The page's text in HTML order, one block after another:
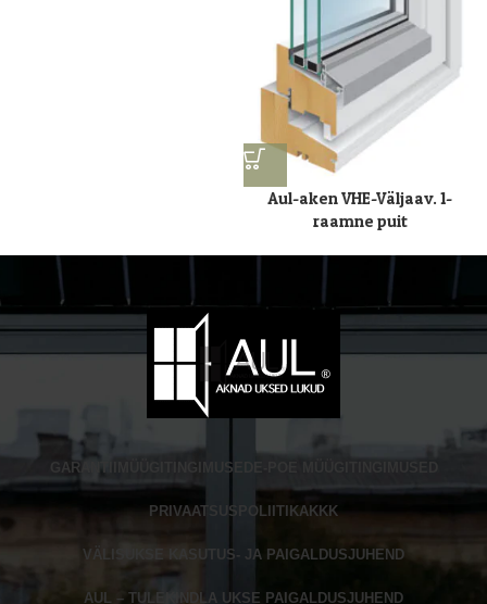
Aul-aken VHE-Väljaav. 1-
raamne puit
GARANTII MÜÜGITINGIMUSED
PRIVAATSUSPOLIITIKAKKK
VÄLISUKSE KASUTUS- JA PAIGALDUSJUHEND
AUL – TULEKINDLA UKSE PAIGALDUSJUHEND